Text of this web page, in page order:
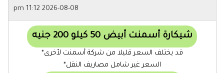
2026-08-08 11:12 pm
شيكارة أسمنت أبيض 50 كيلو 200 جنيه
قد يختلف السعر قليلا من شركة أسمنت لأخرى*
السعر غير شامل مصاريف النقل*